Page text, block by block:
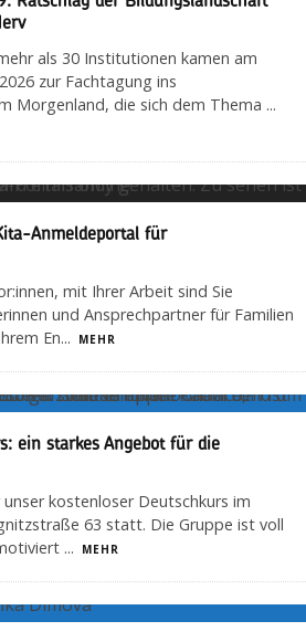
als 30 Institutionen kamen am
zur Fachtagung ins
Morgenland, die sich dem Thema ...
Anmeldeportal für
mit Ihrer Arbeit sind Sie
und Ansprechpartner für Familien
En... MEHR
ein starkes Angebot für die
kostenloser Deutschkurs im
63 statt. Die Gruppe ist voll
... MEHR